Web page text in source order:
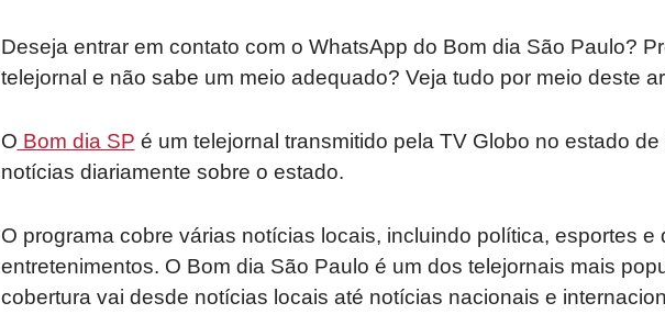
Deseja entrar em contato com o WhatsApp do Bom dia São Paulo?
telejornal e não sabe um meio adequado? Veja tudo por meio deste
O Bom dia SP é um telejornal transmitido pela TV Globo no estado
notícias diariamente sobre o estado.
O programa cobre várias notícias locais, incluindo política, esportes e
entretenimentos. O Bom dia São Paulo é um dos telejornais mais
cobertura vai desde notícias locais até notícias nacionais e